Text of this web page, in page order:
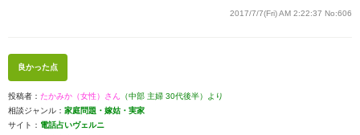
2017/7/7(Fri) AM 2:22:37 No:606
良かった点
投稿者： たかみか（女性）さん （中部 主婦 30代後半）より
相談ジャンル： 家庭問題・嫁姑・実家
サイト： 電話占いヴェルニ